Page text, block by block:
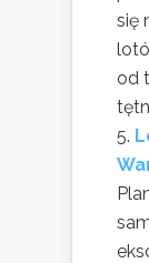
się
od